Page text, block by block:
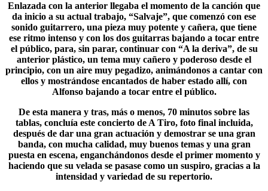
Enlazada con la anterior llegaba el momento de la canción que
da inicio a su actual trabajo, “Salvaje”, que comenzó con ese
sonido guitarrero, una pieza muy potente y cañera, que tiene
ese ritmo intenso y con los dos guitarras bajando a tocar entre
el público, para, sin parar, continuar con “A la deriva”, de su
anterior plástico, un tema muy cañero y poderoso desde el
principio, con un aire muy pegadizo, animándonos a cantar con
ellos y mostrándose encantados de haber estado allí, con
Alfonso bajando a tocar entre el público.
De esta manera y tras, más o menos, 70 minutos sobre las
tablas, concluía este concierto de A Tiro, foto final incluida,
después de dar una gran actuación y demostrar se una gran
banda, con mucha calidad, muy buenos temas y una gran
puesta en escena, enganchándonos desde el primer momento y
haciendo que su velada se pasase como un suspiro, gracias a la
intensidad y variedad de su repertorio.